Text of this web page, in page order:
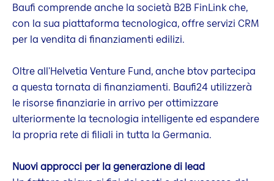
Baufi comprende anche la società B2B FinLink che,
con la sua piattaforma tecnologica, offre servizi CRM
per la vendita di finanziamenti edilizi.
Oltre all'Helvetia Venture Fund, anche btov partecipa
a questa tornata di finanziamenti. Baufi24 utilizzerà
le risorse finanziarie in arrivo per ottimizzare
ulteriormente la tecnologia intelligente ed espandere
la propria rete di filiali in tutta la Germania.
Nuovi approcci per la generazione di lead